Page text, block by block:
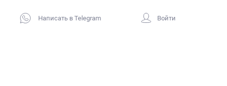
Написать в Telegram Войти